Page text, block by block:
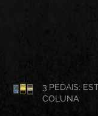
3 PEDAIS:
COLUNA